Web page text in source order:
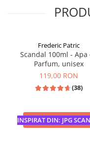
INSPIRAT DIN: JPG
Frederic Patric
Scandal 100ml - Apa
Parfum, unisex
119,00 RON
(38)
ADAUGA IN COS